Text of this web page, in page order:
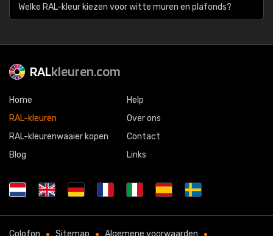
Welke RAL-kleur kiezen voor witte muren en plafonds?
RALkleuren.com
Home
RAL-kleuren
RAL-kleurenwaaier kopen
Blog
Help
Over ons
Contact
Links
Colofon Sitemap Algemene voorwaarden